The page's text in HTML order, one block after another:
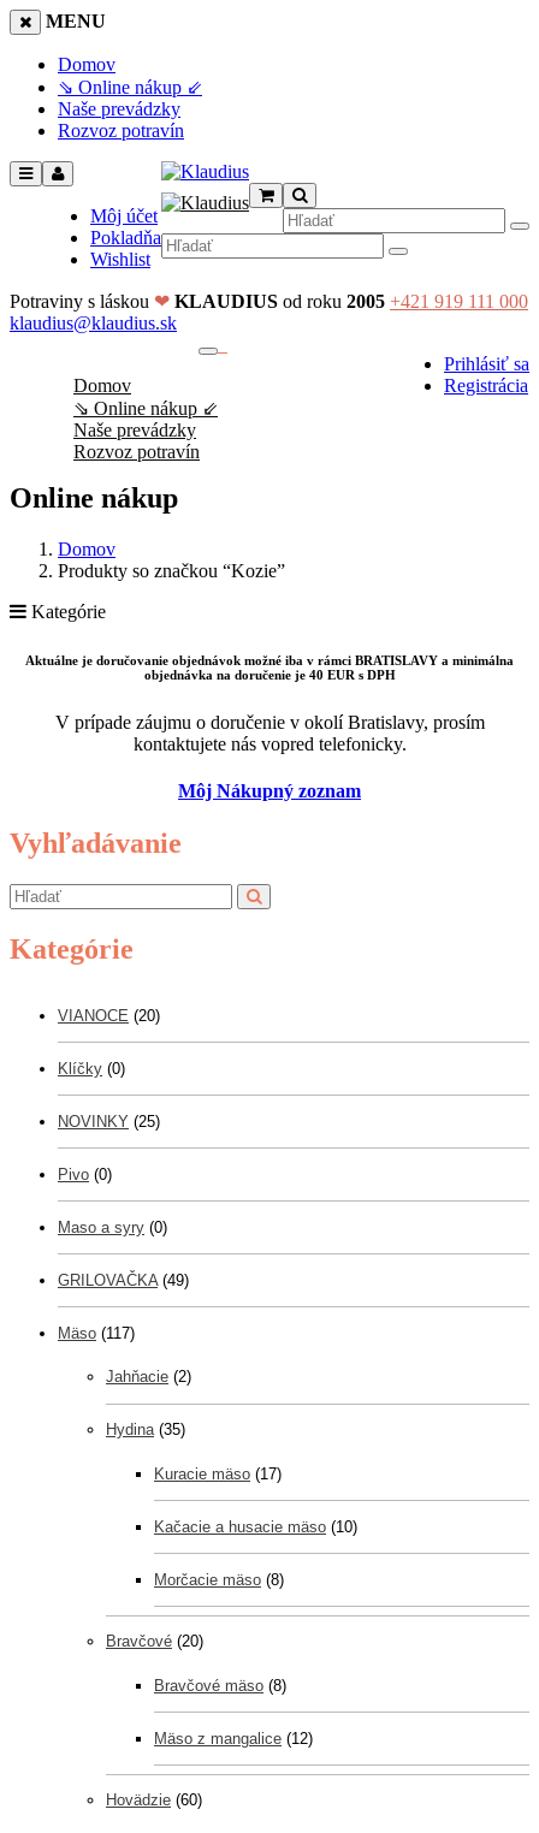
MENU
Domov
⇘ Online nákup ⇙
Naše prevádzky
Rozvoz potravín
Môj účet
Pokladňa
Wishlist
Potraviny s láskou ❤ KLAUDIUS od roku 2005 +421 919 111 000
klaudius@klaudius.sk
Prihlásiť sa
Registrácia
Domov
⇘ Online nákup ⇙
Naše prevádzky
Rozvoz potravín
Online nákup
Domov
Produkty so značkou “Kozie”
Kategórie
Aktuálne je doručovanie objednávok možné iba v rámci BRATISLAVY a minimálna
objednávka na doručenie je 40 EUR s DPH
V prípade záujmu o doručenie v okolí Bratislavy, prosím
kontaktujete nás vopred telefonicky.
Môj Nákupný zoznam
Vyhľadávanie
Kategórie
VIANOCE (20)
Klíčky (0)
NOVINKY (25)
Pivo (0)
Maso a syry (0)
GRILOVAČKA (49)
Mäso (117)
Jahňacie (2)
Hydina (35)
Kuracie mäso (17)
Kačacie a husacie mäso (10)
Morčacie mäso (8)
Bravčové (20)
Bravčové mäso (8)
Mäso z mangalice (12)
Hovädzie (60)